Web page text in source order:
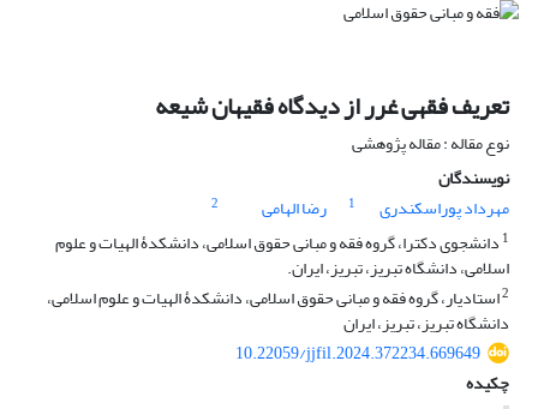
تعریف فقهی غرر از دیدگاه فقیهان شیعه‏
نوع مقاله : مقاله پژوهشی
نویسندگان
مهرداد پوراسکندری
1 رضا الهامی
2
1 دانشجوی دکترا، گروه فقه و مبانی حقوق اسلامی، دانشکدۀ الهیات و علوم
اسلامی، دانشگاه تبریز، تبریز، ایران.
2استادیار، گروه فقه و مبانی حقوق اسلامی، دانشکدۀ الهیات و علوم اسلامی،
دانشگاه تبریز، تبریز، ایران
10.22059/jjfil.2024.372234.669649
چکیده